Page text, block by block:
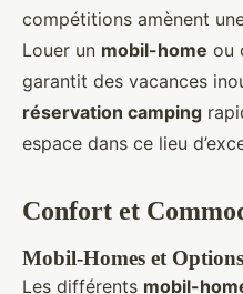
compétitions amènent
Louer un mobil-home ou
garantit des vacances
réservation camping
espace dans ce lieu
Confort et
Mobil-Homes et
Les différents mobil-